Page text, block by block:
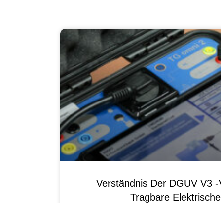
Verständnis Der DGUV V3
Tragbare